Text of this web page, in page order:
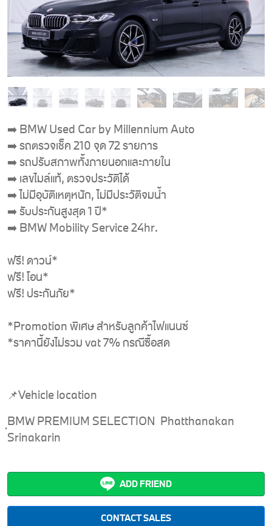
➡️ BMW Used Car by Millennium Auto
➡️ รถตรวจเช็ค 210 จุด 72 รายการ
➡️ รถปรับสภาพทั้งภายนอกและภายใน
➡️ เลขไมล์แท้, ตรวจประวัติได้
➡️ ไม่มีอุบัติเหตุหนัก, ไม่มีประวัติจมน้ำ
➡️ รับประกันสูงสุด 1 ปี*
➡️ BMW Mobility Service 24hr.
ฟรี! ดาวน์*
ฟรี! โอน*
ฟรี! ประกันภัย*
*Promotion พิเศษ สำหรับลูกค้าไฟแนนซ์
*ราคานี้ยังไม่รวม vat 7% กรณีซื้อสด
📌Vehicle location
ฺBMW PREMIUM SELECTION Phatthanakan
Srinakarin
ADD FRIEND
CONTACT SALES